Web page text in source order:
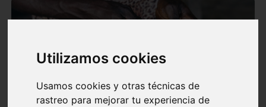
Utilizamos cookies
Usamos cookies y otras técnicas de
rastreo para mejorar tu experiencia de